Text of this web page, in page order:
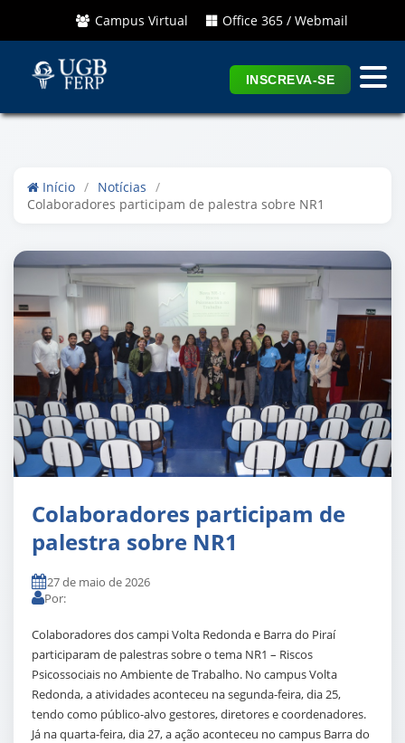
Campus Virtual Office 365 / Webmail
INSCREVA-SE
Início / Notícias /
Colaboradores participam de palestra sobre NR1
Colaboradores participam de
palestra sobre NR1
27 de maio de 2026
Por:
Colaboradores doscampiVolta Redonda e Barra do Piraí
participaram de palestras sobre o tema NR1 – Riscos
Psicossociais no Ambiente de Trabalho. No campus Volta
Redonda, a atividades aconteceu na segunda-feira, dia 25,
tendo como público-alvo gestores, diretores e coordenadores.
Já na quarta-feira, dia 27, a ação aconteceu no campus Barra do